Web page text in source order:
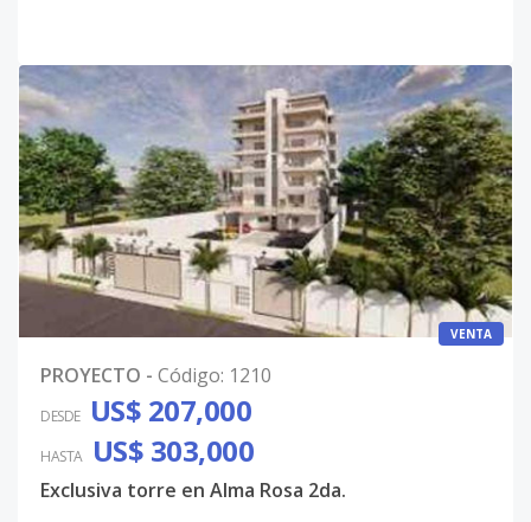
VENTA
PROYECTO - Código: 1210
DESDE US$ 207,000
HASTA US$ 303,000
Exclusiva torre en Alma Rosa 2da.